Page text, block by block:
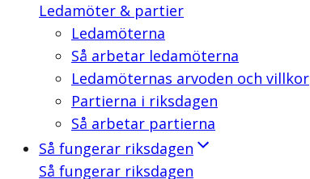
Ledamöter & partier
Ledamöterna
Så arbetar ledamöterna
Ledamöternas arvoden och villkor
Partierna i riksdagen
Så arbetar partierna
Så fungerar riksdagen
Så fungerar riksdagen